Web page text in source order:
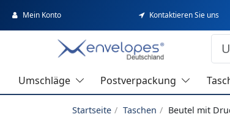
Mein Konto Kontaktieren Sie uns
Umschläge Postverpackung
Startseite Taschen Beutel mit